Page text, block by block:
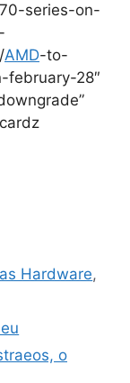
series-on-
AMD-to-
28″
Hardware,
o